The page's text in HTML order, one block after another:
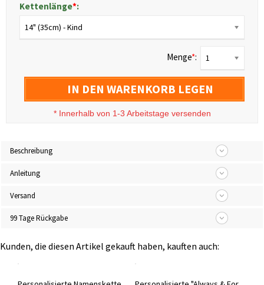
Kettenlänge*:
14" (35cm) - Kind
Menge*: 1
IN DEN WARENKORB LEGEN
* Innerhalb von 1-3 Arbeitstage versenden
Beschreibung
Anleitung
Versand
99 Tage Rückgabe
Kunden, die diesen Artikel gekauft haben, kauften auch: